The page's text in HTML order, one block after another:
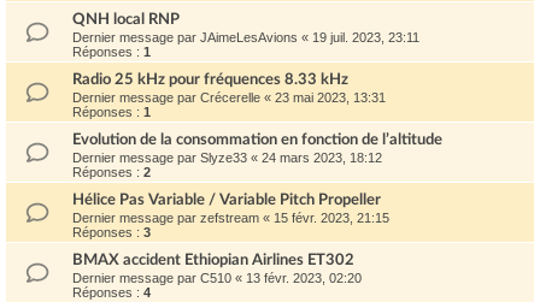
QNH local RNP
Dernier message par JAimeLesAvions « 19 juil. 2023, 23:11
Réponses : 1
Radio 25 kHz pour fréquences 8.33 kHz
Dernier message par Crécerelle « 23 mai 2023, 13:31
Réponses : 1
Evolution de la consommation en fonction de l’altitude
Dernier message par Slyze33 « 24 mars 2023, 18:12
Réponses : 2
Hélice Pas Variable / Variable Pitch Propeller
Dernier message par zefstream « 15 févr. 2023, 21:15
Réponses : 3
BMAX accident Ethiopian Airlines ET302
Dernier message par C510 « 13 févr. 2023, 02:20
Réponses : 4